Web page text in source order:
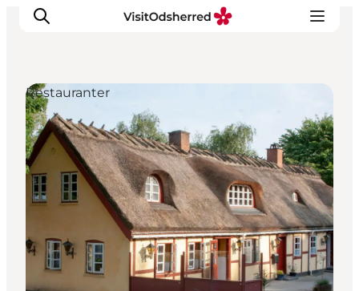
DET SKER
OPLEV
SPIS
OVERNAT
PRAKTISK
NYHEDSBREV
Restauranter